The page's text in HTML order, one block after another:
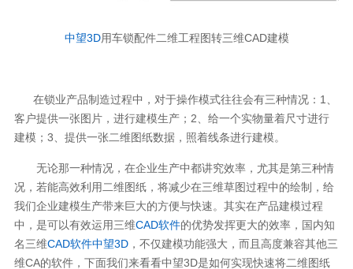
中望3D用车锁配件二维工程图转三维CAD建模
在锁业产品制造过程中，对于操作模式往往会有三种情况：1、
客户提供一张图片，进行建模生产；2、给一个实物量着尺寸进行
建模；3、提供一张二维图纸数据，照着线条进行建模。
无论那一种情况，在企业生产中都讲究效率，尤其是第三种情
况，若能高效利用二维图纸，将减少在三维草图过程中的绘制，给
我们企业建模生产带来巨大的方便与快速。其实在产品建模过程
中，是可以有效运用三维CAD软件的优势发挥更大的效率，国内知
名三维CAD软件中望3D，不仅建模功能强大，而且高度兼容其他三
维CA的软件，下面我们来看看中望3D是如何实现快速将二维图纸